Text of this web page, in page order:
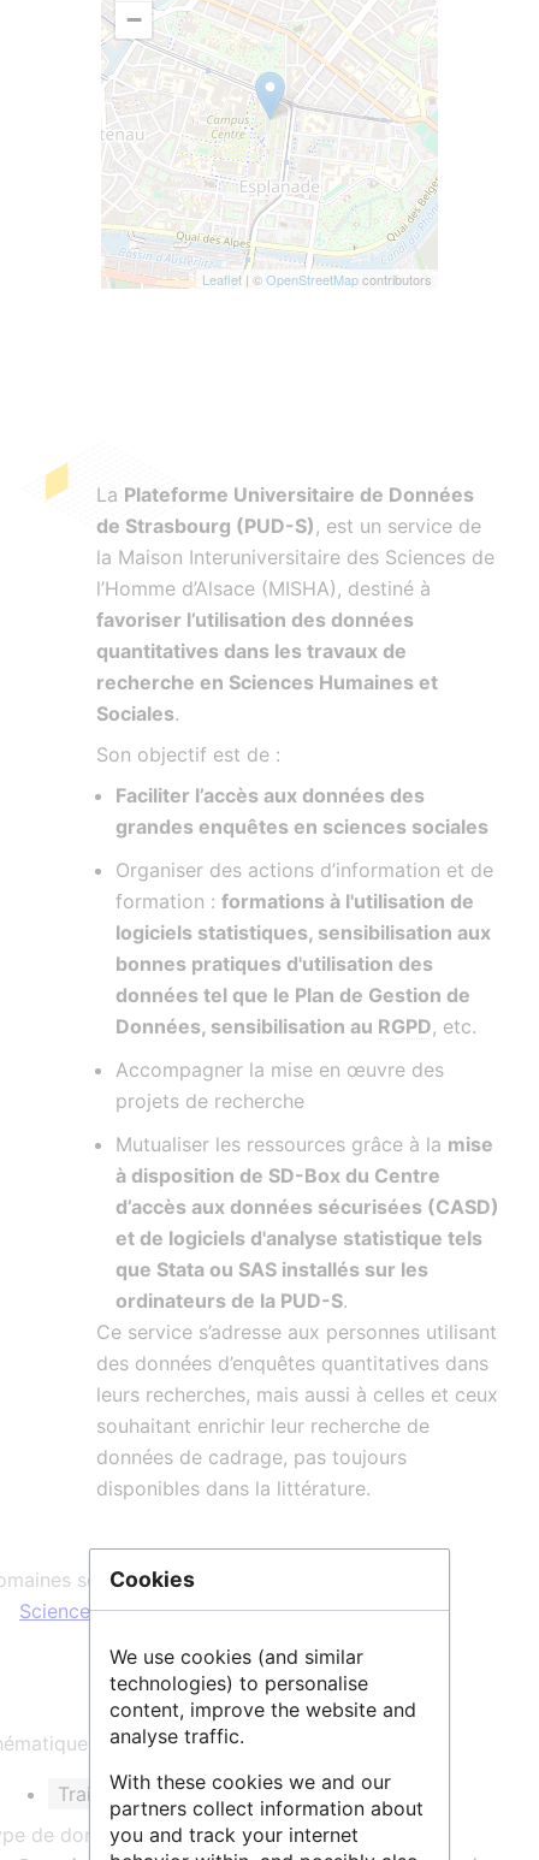
−
Leaflet | ©OpenStreetMapcontributors
La Plateforme Universitaire de Données
de Strasbourg (PUD-S), est un service de
la Maison Interuniversitaire des Sciences de
l’Homme d’Alsace (MISHA), destiné à
favoriser l’utilisation des données
quantitatives dans les travaux de
recherche en Sciences Humaines et
Sociales.
Son objectif est de :
Faciliter l’accès aux données des
grandes enquêtes en sciences sociales
Organiser des actions d’information et de
formation : formations à l'utilisation de
logiciels statistiques, sensibilisation aux
bonnes pratiques d'utilisation des
données tel que le Plan de Gestion de
Données, sensibilisation au RGPD, etc.
Accompagner la mise en œuvre des
projets de recherche
Mutualiser les ressources grâce à la mise
à disposition de SD-Box du Centre
d’accès aux données sécurisées (CASD)
et de logiciels d'analyse statistique tels
que Stata ou SAS installés sur les
ordinateurs de la PUD-S.
Ce service s’adresse aux personnes utilisant
des données d’enquêtes quantitatives dans
leurs recherches, mais aussi à celles et ceux
souhaitant enrichir leur recherche de
données de cadrage, pas toujours
disponibles dans la littérature.
scientifiques :
Sciences Humaines & Sociales
et/ou mots clés :
Traitement statistique de données
de données :
Cookies
We use cookies (and similar
technologies) to personalise
content, improve the website and
analyse traffic.
With these cookies we and our
partners collect information about
you and track your internet